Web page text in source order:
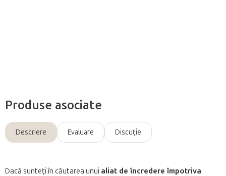
Produse asociate
Descriere Evaluare Discuţie
Dacă sunteți în căutarea unui aliat de încredere împotriva